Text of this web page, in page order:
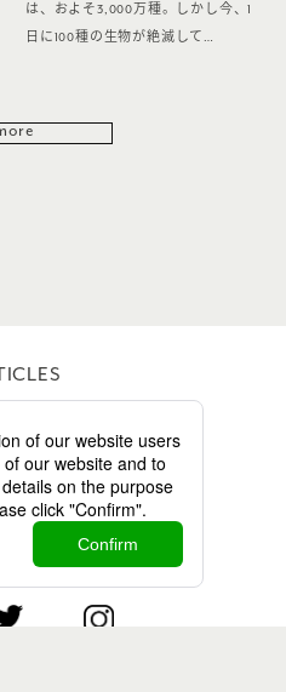
は、およそ3,000万種。しかし今、1
日に100種の生物が絶滅して…